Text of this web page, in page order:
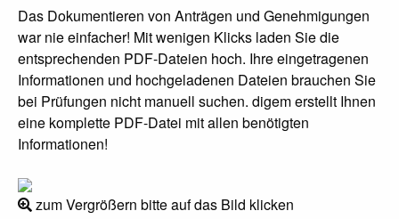
Das Dokumentieren von Anträgen und Genehmigungen
war nie einfacher! Mit wenigen Klicks laden Sie die
entsprechenden PDF-Dateien hoch. Ihre eingetragenen
Informationen und hochgeladenen Dateien brauchen Sie
bei Prüfungen nicht manuell suchen. digem erstellt Ihnen
eine komplette PDF-Datei mit allen benötigten
Informationen!
zum Vergrößern bitte auf das Bild klicken